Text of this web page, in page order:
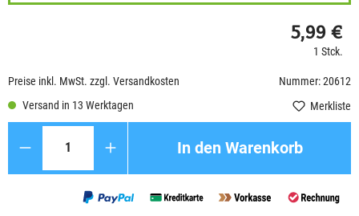
5,99 €
1 Stck.
Preise inkl. MwSt. zzgl. Versandkosten
Nummer: 20612
Versand in 13 Werktagen
Merkliste
In den Warenkorb